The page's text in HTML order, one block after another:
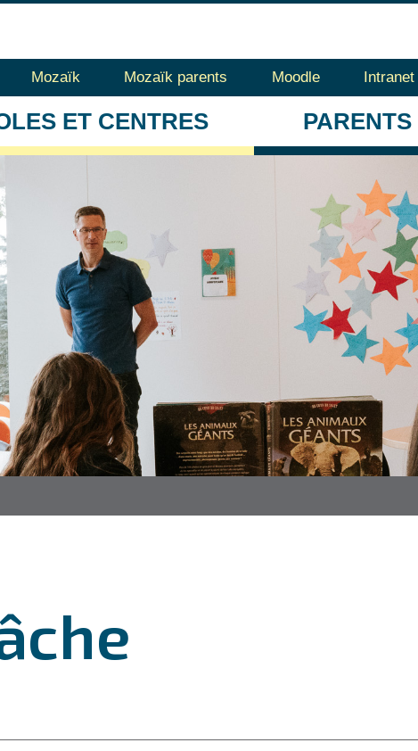
Mozaïk Mozaïk parents Moodle Intranet
ET CENTRES PARENTS